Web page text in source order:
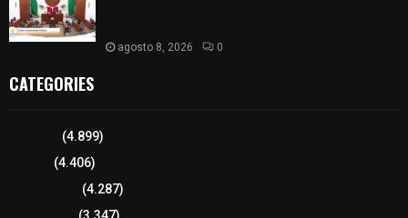
agosto 8, 2026 0
CATEGORIES
(4.899)
(4.406)
(4.287)
(3.347)